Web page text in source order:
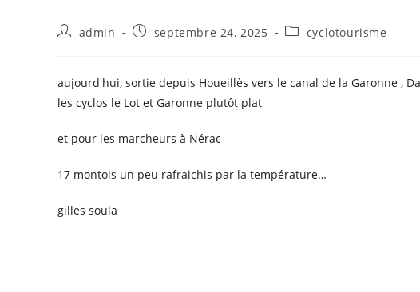
admin septembre 24, 2025 cyclotourisme
aujourd'hui, sortie depuis Houeillès vers le canal de la Garonne ,
les cyclos le Lot et Garonne plutôt plat
et pour les marcheurs à Nérac
17 montois un peu rafraichis par la température…
gilles soula